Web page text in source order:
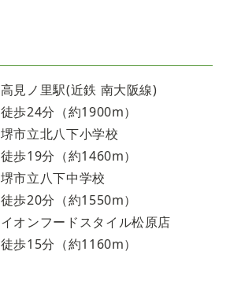
高見ノ里駅(近鉄 南大阪線)
徒歩24分（約1900m）
堺市立北八下小学校
徒歩19分（約1460m）
堺市立八下中学校
徒歩20分（約1550m）
イオンフードスタイル松原店
徒歩15分（約1160m）